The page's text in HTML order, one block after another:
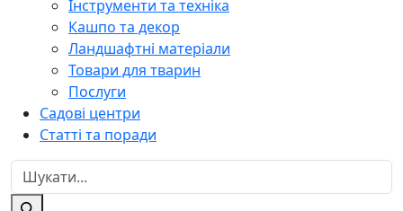
Інструменти та техніка
Кашпо та декор
Ландшафтні матеріали
Товари для тварин
Послуги
Садові центри
Статті та поради